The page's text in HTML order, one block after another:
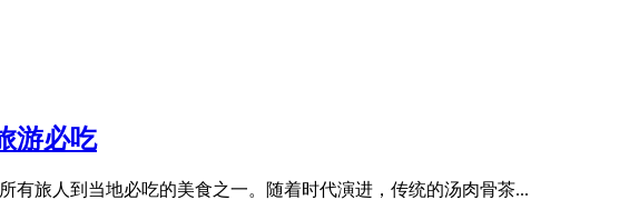
游必吃
有旅人到当地必吃的美食之一。随着时代演进，传统的汤肉骨茶...